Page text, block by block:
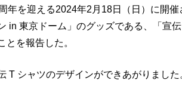
年を迎える2024年2月18日（日）に開
in 東京ドーム」のグッズである、「宣
とを報告した。
T シャツのデザインができあがりました